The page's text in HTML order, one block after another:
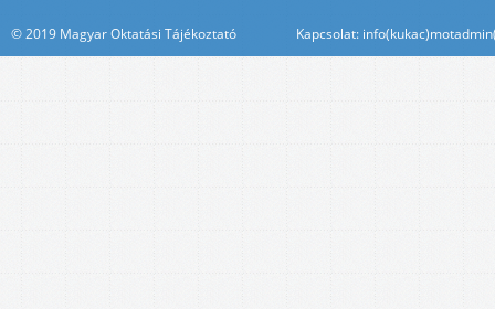
© 2019 Magyar Oktatási Tájékoztató Kapcsolat: